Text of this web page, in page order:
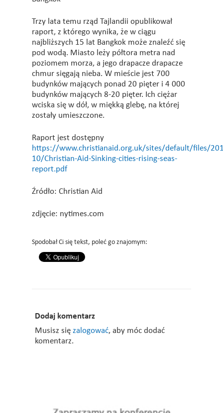
Trzy lata temu rząd Tajlandii opublikował
raport, z którego wynika, że w ciągu
najbliższych 15 lat Bangkok może znaleźć się
pod wodą. Miasto leży półtora metra nad
poziomem morza, a jego drapacze drapacze
chmur sięgają nieba. W mieście jest 700
budynków mających ponad 20 pięter i 4 000
budynków mających 8-20 pięter. Ich ciężar
wciska się w dół, w miękką glebę, na której
zostały umieszczone.
Raport jest dostępny
https://www.christianaid.org.uk/sites/default/files/
10/Christian-Aid-Sinking-cities-rising-seas-
report.pdf
Źródło: Christian Aid
zdjęcie: nytimes.com
Spodobał Ci się tekst, poleć go znajomym:
Dodaj komentarz
Musisz się zalogować, aby móc dodać
komentarz.